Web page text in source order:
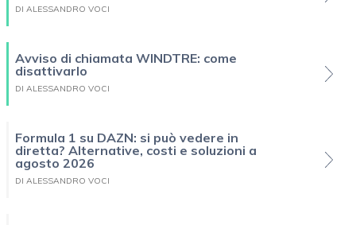
DI ALESSANDRO VOCI
Avviso di chiamata WINDTRE: come
disattivarlo
DI ALESSANDRO VOCI
Formula 1 su DAZN: si può vedere in
diretta? Alternative, costi e soluzioni a
agosto 2026
DI ALESSANDRO VOCI